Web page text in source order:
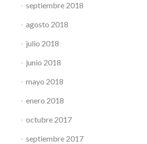
septiembre 2018
agosto 2018
julio 2018
junio 2018
mayo 2018
enero 2018
octubre 2017
septiembre 2017